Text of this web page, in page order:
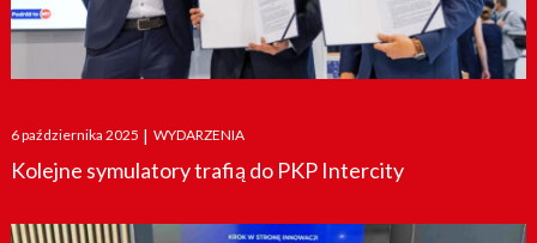
Posted
on
6 października 2025 | WYDARZENIA
Kolejne symulatory trafią do PKP Intercity